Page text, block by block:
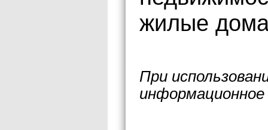
жилые
При